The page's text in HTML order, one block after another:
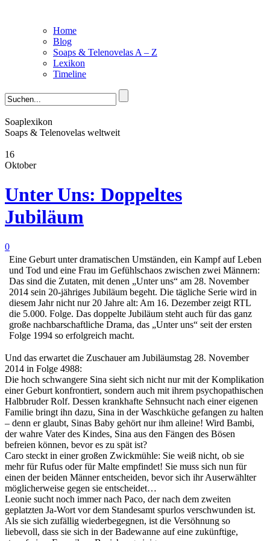
Home
Blog
Soaps & Telenovelas A – Z
Lexikon
Timeline
Soaplexikon
Soaps & Telenovelas weltweit
16
Oktober
Unter Uns: Doppeltes
Jubiläum
0
Eine Geburt unter dramatischen Umständen, ein Kampf auf Leben
und Tod und eine Frau im Gefühlschaos zwischen zwei Männern:
Das sind die Zutaten, mit denen „Unter uns“ am 28. November
2014 sein 20-jähriges Jubiläum begeht. Die tägliche Serie wird in
diesem Jahr nicht nur 20 Jahre alt: Am 16. Dezember zeigt RTL
die 5.000. Folge. Das doppelte Jubiläum steht auch für das ganz
große nachbarschaftliche Drama, das „Unter uns“ seit der ersten
Folge 1994 so erfolgreich macht.
Und das erwartet die Zuschauer am Jubiläumstag 28. November
2014 in Folge 4988:
Die hoch schwangere Sina sieht sich nicht nur mit der Komplikation
einer Geburt konfrontiert, sondern auch mit ihrem psychopathischen
Halbbruder Rolf. Dessen krankhafte Sehnsucht nach einer eigenen
Familie bringt ihn dazu, Sina in der Waschküche gefangen zu halten
– denn er glaubt, Sinas Baby gehört nur ihm alleine! Wird Bambi,
der wahre Vater des Kindes, Sina aus den Fängen des Bösen
befreien können, bevor es zu spät ist?
Caro steckt in einer großen Zwickmühle: Sie weiß nicht, ob sie
mehr für Rufus oder für Malte empfindet! Sie muss sich nun für
einen der beiden Männer entscheiden, bevor sich ihr Auserwählter
möglicherweise gegen sie entscheidet…
Leonie sucht noch immer nach Paco, der nach dem zweiten
geplatzten Ja-Wort vor dem Standesamt spurlos verschwunden ist.
Als sie sich zufällig wiederbegegnen, ist die Versöhnung so
liebevoll, dass sie sich in der Badewanne auf eine zukünftige,